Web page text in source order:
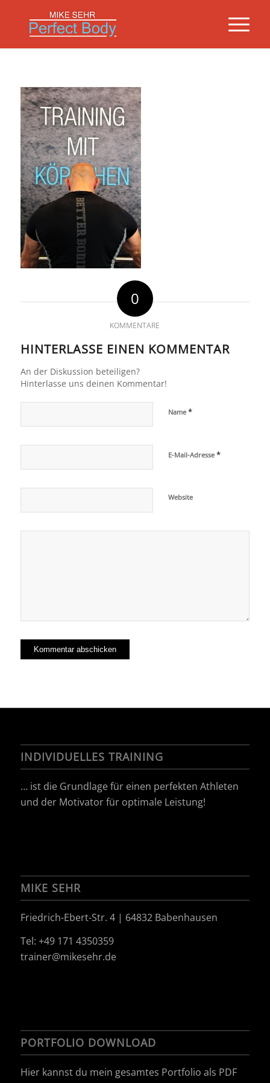
0
KOMMENTARE
HINTERLASSE EINEN KOMMENTAR
An der Diskussion beteiligen?
Hinterlasse uns deinen Kommentar!
Name *
E-Mail-Adresse *
Website
INDIVIDUELLES TRAINING
… ist die Grundlage für einen perfekten Athleten
und der Motivator für optimale Leistung!
MIKE SEHR
Friedrich-Ebert-Str. 4 | 64832 Babenhausen
Tel: +49 171 4350359
trainer@mikesehr.de
PORTFOLIO DOWNLOAD
Hier kannst du mein gesamtes Portfolio als PDF